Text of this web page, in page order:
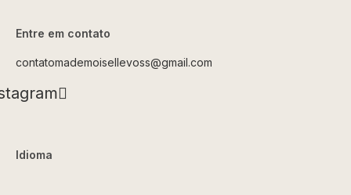
Entre em contato
contatomademoisellevoss@gmail.com
Idioma